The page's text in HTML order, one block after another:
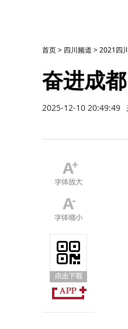
首页> 四川频道 >2021四
奋进成
2025-12-10 20:49:49